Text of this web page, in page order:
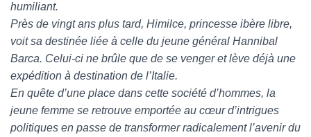
humiliant.
Près de vingt ans plus tard, Himilce, princesse ibère libre,
voit sa destinée liée à celle du jeune général Hannibal
Barca. Celui-ci ne brûle que de se venger et lève déjà une
expédition à destination de l’Italie.
En quête d’une place dans cette société d’hommes, la
jeune femme se retrouve emportée au cœur d’intrigues
politiques en passe de transformer radicalement l’avenir du